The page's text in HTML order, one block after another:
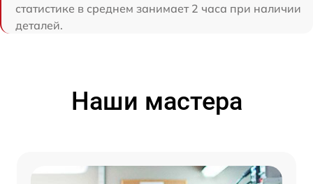
статистике в среднем занимает 2 часа при наличии
деталей.
Наши мастера